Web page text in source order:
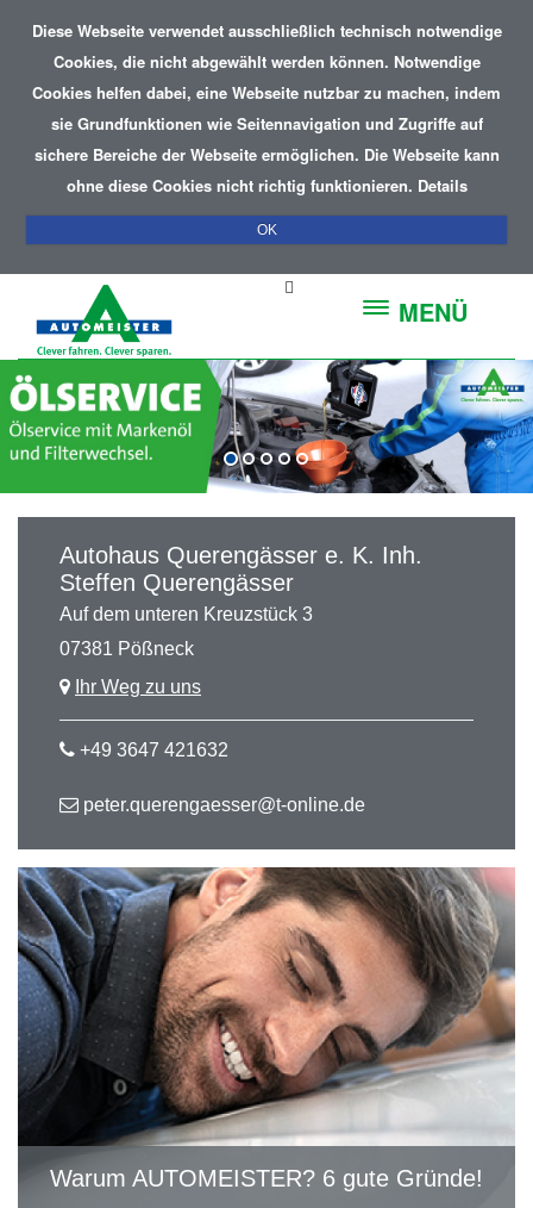
Diese Webseite verwendet ausschließlich technisch notwendige
Cookies, die nicht abgewählt werden können. Notwendige
Cookies helfen dabei, eine Webseite nutzbar zu machen, indem
sie Grundfunktionen wie Seitennavigation und Zugriffe auf
sichere Bereiche der Webseite ermöglichen. Die Webseite kann
ohne diese Cookies nicht richtig funktionieren. Details
OK
MENÜ
Autohaus Querengässer e. K. Inh.
Steffen Querengässer
Auf dem unteren Kreuzstück 3
07381 Pößneck
Ihr Weg zu uns
+49 3647 421632
peter.querengaesser@t-online.de
Warum AUTOMEISTER? 6 gute Gründe!